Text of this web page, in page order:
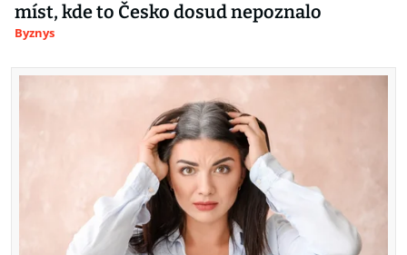
míst, kde to Česko dosud nepoznalo
Byznys